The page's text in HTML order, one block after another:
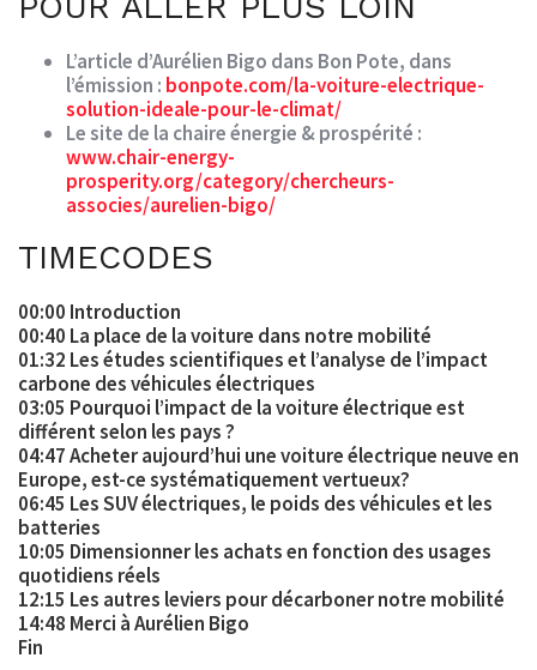
L’article d’Aurélien Bigo dans Bon Pote, dans
l’émission : bonpote.com/la-voiture-electrique-
solution-ideale-pour-le-climat/
Le site de la chaire énergie & prospérité :
www.chair-energy-
prosperity.org/category/chercheurs-
associes/aurelien-bigo/
TIMECODES
00:00 Introduction
00:40 La place de la voiture dans notre mobilité
01:32 Les études scientifiques et l’analyse de l’impact
carbone des véhicules électriques
03:05 Pourquoi l’impact de la voiture électrique est
différent selon les pays ?
04:47 Acheter aujourd’hui une voiture électrique neuve en
Europe, est-ce systématiquement vertueux?
06:45 Les SUV électriques, le poids des véhicules et les
batteries
10:05 Dimensionner les achats en fonction des usages
quotidiens réels
12:15 Les autres leviers pour décarboner notre mobilité
14:48 Merci à Aurélien Bigo
Fin